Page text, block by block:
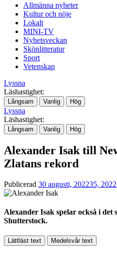
Allmänna nyheter
Kultur och nöje
Lokalt
MINI-TV
Nyhetsveckan
Skönlitteratur
Sport
Vetenskap
Lyssna
Läshastighet:
Långsam Vanlig Hög
Lyssna
Läshastighet:
Långsam Vanlig Hög
Alexander Isak till
Zlatans rekord
Publicerad 30 augusti, 202235, 2022
Alexander Isak spelar också i det
Shutterstock.
Lättläst text Medelsvår text